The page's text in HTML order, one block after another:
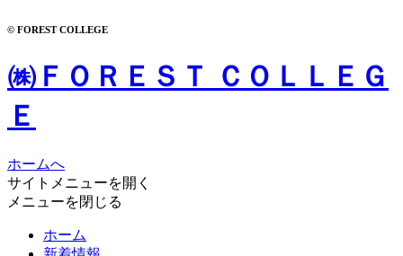
© FOREST COLLEGE
㈱ＦＯＲＥＳＴ ＣＯＬＬＥＧ
Ｅ
ホームへ
サイトメニューを開く
メニューを閉じる
ホーム